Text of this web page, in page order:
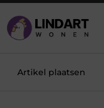
Artikel plaatsen